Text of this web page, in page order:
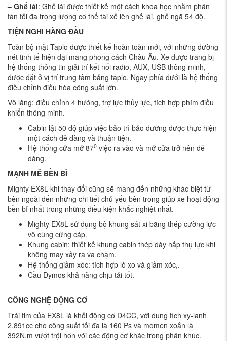
– Ghế lái: Ghế lái được thiết kế một cách khoa học nhằm phân
tán tối đa trọng lượng cơ thể tài xế lên ghế lái, ghế ngã 54 độ.
TIỆN NGHI HÀNG ĐẦU
Toàn bộ mặt Taplo được thiết kế hoàn toàn mới, với những đường
nét tinh tế hiện đại mang phong cách Châu Âu. Xe được trang bị
hệ thống thông tin giải trí kết nối radio, AUX, USB thông minh,
được đặt ở vị trí trung tâm bảng taplo. Ngay phía dưới là hệ thống
điều chỉnh điều hòa công suất lớn.
Vô lăng: điều chỉnh 4 hướng, trợ lực thủy lực, tích hợp phím điều
khiển thông minh.
Cabin lật 50 độ giúp việc bảo trì bảo dưỡng được thực hiện
một cách dễ dàng và thuận tiện.
Hệ thống cửa mở 870 việc ra vào và mở cửa trở nên dễ
dàng.
MẠNH MẼ BỀN BỈ
Mighty EX8L khi thay đổi cũng sẽ mang đến những khác biệt từ
bên ngoài đến những chi tiết chủ yếu bên trong giúp xe hoạt động
bền bỉ nhất trong những điều kiện khắc nghiệt nhất.
Mighty EX8L sử dụng bộ khung sát xi bằng thép cường lực
vô cùng cứng cáp.
Khung cabin: thiết kế khung cabin thép dày hấp thụ lực khi
không may xảy ra va chạm.
Hệ thống giảm xóc: tích hợp lò xo và giảm xóc,.
Cầu Dymos khả năng chịu tải tốt.
CÔNG NGHỆ ĐỘNG CƠ
Trái tim của EX8L là khối động cơ D4CC, với dung tích xy-lanh
2.891cc cho công suất tối đa là 160 Ps và momen xoắn là
392N.m vượt trội hơn với các động cơ khác trong phân khúc.